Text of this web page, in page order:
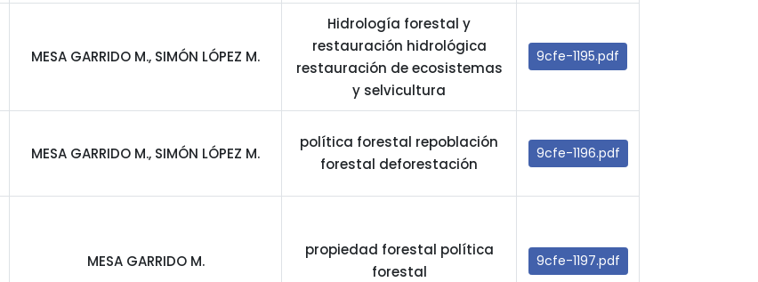
MESA GARRIDO M., SIMÓN LÓPEZ M.
Hidrología forestal y
restauración hidrológica
restauración de ecosistemas
y selvicultura
9cfe-1195.pdf
MESA GARRIDO M., SIMÓN LÓPEZ M.
política forestal repoblación
forestal deforestación
9cfe-1196.pdf
MESA GARRIDO M.
propiedad forestal política
forestal
9cfe-1197.pdf